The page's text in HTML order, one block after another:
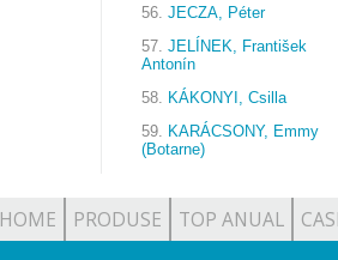
56. JECZA, Péter
57. JELÍNEK, František
Antonín
58. KÁKONYI, Csilla
59. KARÁCSONY, Emmy
(Botarne)
HOME PRODUSE TOP ANUAL